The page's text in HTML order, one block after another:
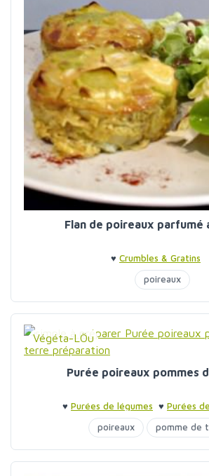
Flan de poireaux parfumé
♥ Crumbles & Gratins
poireaux
Végéta-LÖu
Purée poireaux pommes
♥ Purées de légumes ♥ Purées
poireaux
pomme de